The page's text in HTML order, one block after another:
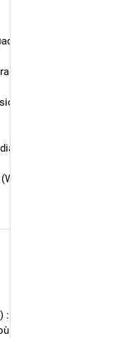
Joachim (Les
Commons)
Commons)
cet insecte à l’allure
il peut s’observer sur